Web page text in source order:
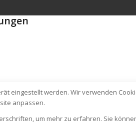
eingestellt werden. Wir verwenden
anpassen.
um mehr zu erfahren. Sie